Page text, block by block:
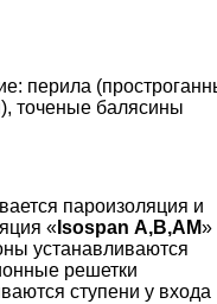
перила
), точеные балясины
пароизоляция и
« Isospan А,В,АМ»
устанавливаются
решетки
ступени у входа